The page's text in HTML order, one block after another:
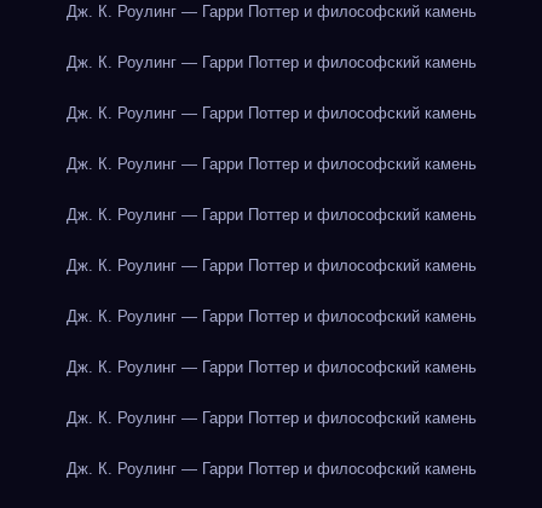
Дж. К. Роулинг — Гарри Поттер и философский камень
Дж. К. Роулинг — Гарри Поттер и философский камень
Дж. К. Роулинг — Гарри Поттер и философский камень
Дж. К. Роулинг — Гарри Поттер и философский камень
Дж. К. Роулинг — Гарри Поттер и философский камень
Дж. К. Роулинг — Гарри Поттер и философский камень
Дж. К. Роулинг — Гарри Поттер и философский камень
Дж. К. Роулинг — Гарри Поттер и философский камень
Дж. К. Роулинг — Гарри Поттер и философский камень
Дж. К. Роулинг — Гарри Поттер и философский камень